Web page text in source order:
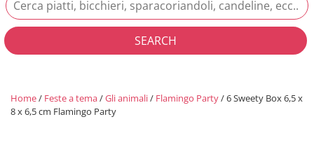
SEARCH
Home/ Feste a tema/Gli animali/ Flamingo Party/ 6 Sweety Box 6,5 x
8 x 6,5 cm Flamingo Party